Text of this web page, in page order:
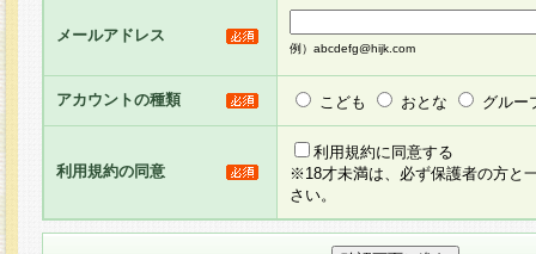
し、その結果を当社が集計・分析その他の利用を
るものです。なお、本サービスは、それぞれの目
員に対して本サービスの依頼を行うこともあり、
た全ての会員に対して本サービスの依頼をすると
りま す。
3.当社は、会員の事前の承諾を得ることなく、当
方 法・手段にて、本規約を任意に制定、変更ま
きるものとします。改定後の本規約等は、本規約
メールアドレス
例）abcdefg@hijk.com
アカウントの種類 こども おとな グルー
利用規約の同意
利用規約に同意する
※18才未満は、必ず保護者の方と
さい。